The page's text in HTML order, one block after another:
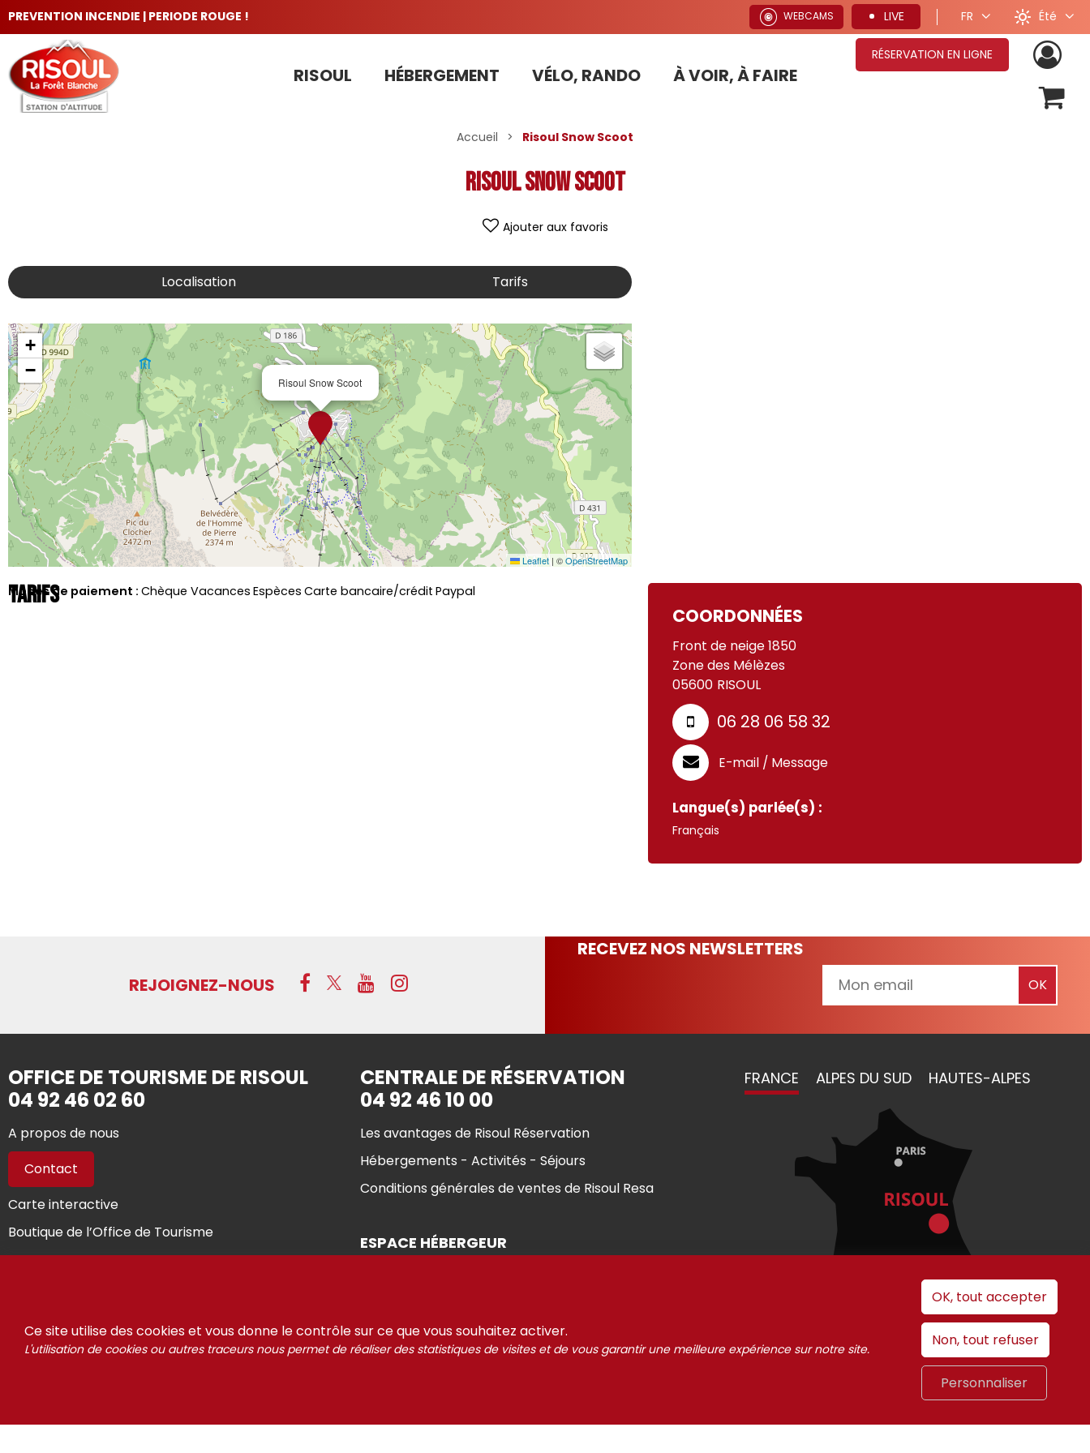
PREVENTION INCENDIE | PERIODE ROUGE ! WEBCAMS LIVE FR Été
RISOUL HÉBERGEMENT VÉLO, RANDO À VOIR, À FAIRE
RÉSERVATION EN LIGNE
Accueil > Risoul Snow Scoot
Risoul Snow Scoot
Ajouter aux favoris
Localisation Tarifs
Risoul Snow Scoot
+
−
Leaflet | ©OpenStreetMap
Tarifs
Modes de paiement : Chèque Vacances Espèces Carte bancaire/crédit Paypal
COORDONNÉES
Front de neige 1850
Zone des Mélèzes
05600 RISOUL
06 28 06 58 32
E-mail / Message
Langue(s) parlée(s) :
Français
REJOIGNEZ-NOUS
RECEVEZ NOS NEWSLETTERS
OFFICE DE TOURISME DE RISOUL
04 92 46 02 60
A propos de nous
Contact
Carte interactive
Boutique de l’Office de Tourisme
Presse
CENTRALE DE RÉSERVATION
04 92 46 10 00
Les avantages de Risoul Réservation
Hébergements - Activités - Séjours
Conditions générales de ventes de Risoul Resa
ESPACE HÉBERGEUR
FRANCE ALPES DU SUD HAUTES-ALPES
© Risoul 2021-2025 Mentions Légales Partenaires Gestion des cookies
Ce site utilise des cookies et vous donne le contrôle sur ce que vous souhaitez activer.
L'utilisation de cookies ou autres traceurs nous permet de réaliser des statistiques de visites et de vous garantir une meilleure expérience sur notre site.
OK, tout accepter
Non, tout refuser
Personnaliser